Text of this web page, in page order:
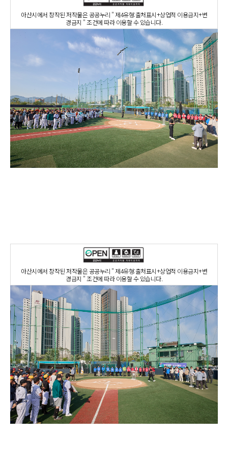
아산시에서 창작된 저작물은 공공누리 " 제4유형:출처표시+상업적 이용금지+변
경금지 " 조건에 따라 이용할 수 있습니다.
아산시에서 창작된 저작물은 공공누리 " 제4유형:출처표시+상업적 이용금지+변
경금지 " 조건에 따라 이용할 수 있습니다.